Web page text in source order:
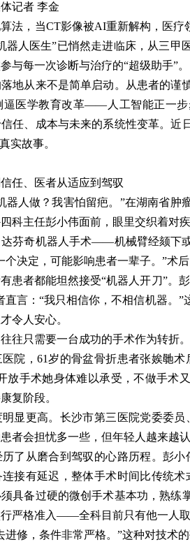
记者 李金
，当CT影像被AI重新解构，医疗领
器人医生”已悄然走进临床，从三甲
与每一次诊断与治疗的“超级助手”。
从来不是简单启动。从患者的谨
逼医学教育改革——人工智能正一
任、成本与未来的系统性变革。近
实故事。
、医者从适应到驾驭
人做？我害怕留疤。”在湖南省肿
科主任彭小伟面前，眼里交织着对
奇机器人手术——机械臂经颏下或
个决定，可能影响患者一辈子。”术
者都能坦然接受“机器人开刀”。彭
直言：“我只相信你，不相信机器
令人安心。
只需要一台成功的手术作为转折。
，61岁的骨盆骨折患者张娭毑术
放手术她身体难以承受，不做手术
复阶段。
更高。长沙市第三医院党委委员
者会担忧多一些，但年轻人越来越
从磨合到驾驭的心路历程。彭小
连接有延迟，整体手术时间比传统
具备过硬的微创手术基本功，熟练
严格准入——全科目前只有他一人取
，条件非常严格。”这种对技术的